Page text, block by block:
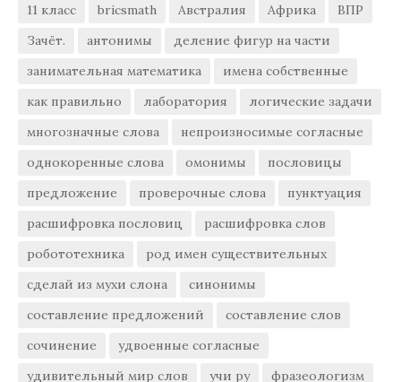
11 класс
bricsmath Австралия Африка
ВПР
Зачёт.
антонимы
деление фигур на части
занимательная математика
имена собственные
как правильно
лаборатория
логические задачи
многозначные слова
непроизносимые согласные
однокоренные слова
омонимы
пословицы
предложение
проверочные слова
пунктуация
расшифровка пословиц
расшифровка слов
робототехника
род имен существительных
сделай из мухи слона
синонимы
составление предложений
составление слов
сочинение
удвоенные согласные
удивительный мир слов
учи ру фразеологизм